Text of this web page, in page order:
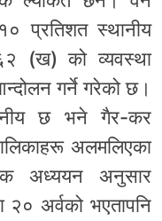
प्रतिशत स्थानीय
(ख) को व्यवस्था
गर्ने गरेको छ।
छ भने गैर-कर
अलमलिएका
अध्ययन अनुसार
२० अर्वको भएतापनि